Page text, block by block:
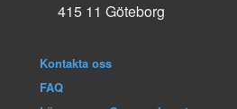
415 11 Göteborg
Kontakta oss
FAQ